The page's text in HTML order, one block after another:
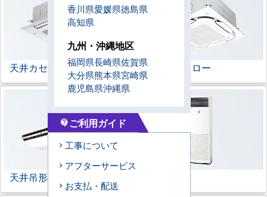
天井カセット形4方向 ラウンドフロー
天井吊形
香川県愛媛県徳島県
高知県
九州・沖縄地区
福岡県長崎県佐賀県
大分県熊本県宮崎県
鹿児島県沖縄県
contact_support ご利用ガイド
工事について
アフターサービス
お支払・配送